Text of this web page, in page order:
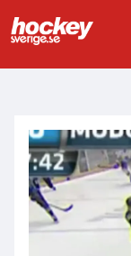
SHL
Evenemang
Övrigt